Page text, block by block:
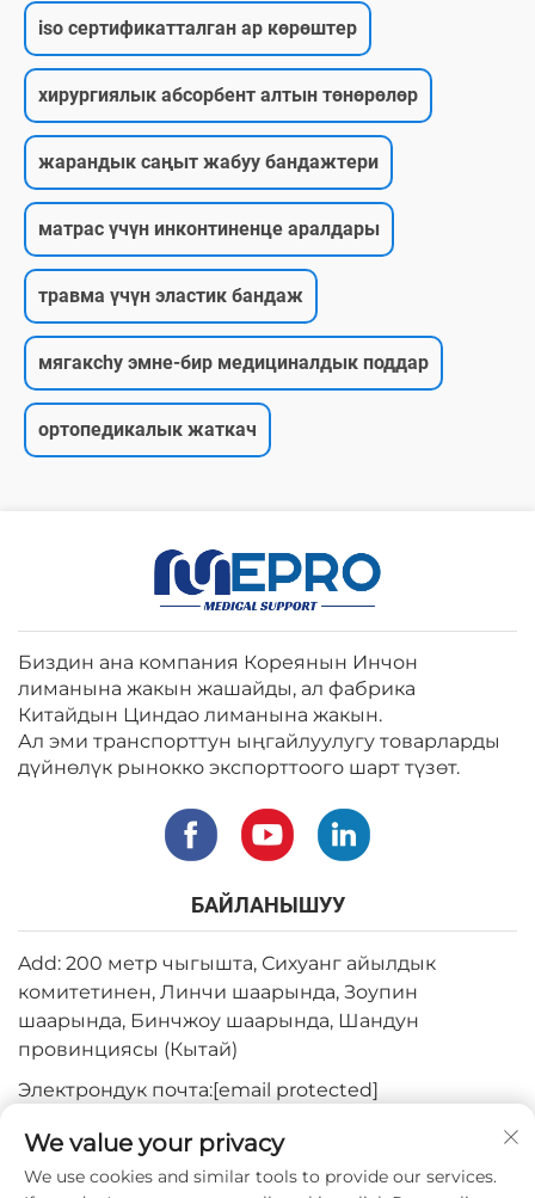
iso сертификатталган ар көрөштер
хирургиялык абсорбент алтын төнөрөлөр
жарандык саңыт жабуу бандажтери
матрас үчүн инконтиненце аралдары
травма үчүн эластик бандаж
мягакchy эмне-бир медициналдык поддар
ортопедикалык жаткач
Биздин ана компания Кореянын Инчон
лиманына жакын жашайды, ал фабрика
Китайдын Циндао лиманына жакын.
Ал эми транспорттун ыңгайлуулугу товарларды
дүйнөлүк рынокко экспорттоого шарт түзөт.
БАЙЛАНЫШУУ
Add: 200 метр чыгышта, Сихуанг айылдык
комитетинен, Линчи шаарында, Зоупин
шаарында, Бинчжоу шаарында, Шандун
провинциясы (Кытай)
Электрондук почта:[email protected]
Тел:
+82-3180427370
Телефон:+86-15564344404
We value your privacy
We use cookies and similar tools to provide our services.